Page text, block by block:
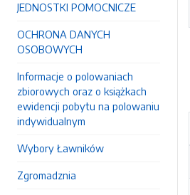
JEDNOSTKI POMOCNICZE
OCHRONA DANYCH
OSOBOWYCH
Informacje o polowaniach
zbiorowych oraz o książkach
ewidencji pobytu na polowaniu
indywidualnym
Wybory Ławników
Zgromadznia